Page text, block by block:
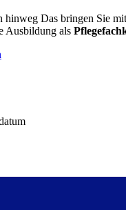
hinweg Das bringen Sie
Ausbildung als